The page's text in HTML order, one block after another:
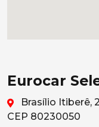
Eurocar
Brasílio Itiberê,
CEP 80230050